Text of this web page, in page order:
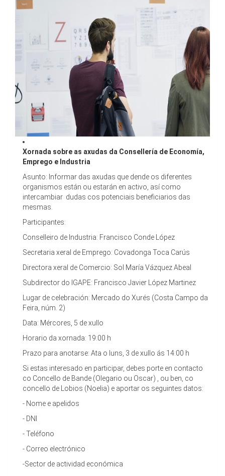
Xornada sobre as axudas da Consellería de Economía,
Emprego e Industria
Asunto: Informar das axudas que dende os diferentes
organismos están ou estarán en activo, así como
intercambiar dudas cos potenciais beneficiarios das
mesmas.
Participantes:
Conselleiro de Industria: Francisco Conde López
Secretaria xeral de Emprego: Covadonga Toca Carús
Directora xeral de Comercio: Sol María Vázquez Abeal
Subdirector do IGAPE: Francisco Javier López Martinez
Lugar de celebración: Mercado do Xurés (Costa Campo da
Feira, núm. 2)
Data: Mércores, 5 de xullo
Horario da xornada: 19:00 h
Prazo para anotarse: Ata o luns, 3 de xullo ás 14:00 h
Si estas interesado en participar, debes porte en contacto
co Concello de Bande (Olegario ou Oscar) , ou ben, co
concello de Lobios (Noelia) e aportar os seguintes datos:
- Nome e apelidos
- DNI
- Teléfono
- Correo electrónico
-Sector de actividad económica